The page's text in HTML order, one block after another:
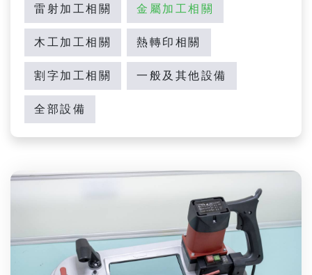
雷射加工相關 金屬加工相關
木工加工相關 熱轉印相關
割字加工相關 一般及其他設備
全部設備